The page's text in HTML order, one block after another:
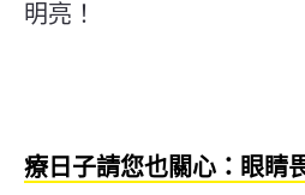
明亮！
療日子請您也關心：眼睛